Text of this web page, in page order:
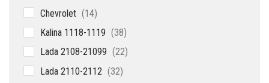
Chevrolet 1414
Kalina 1118-1119 3838
Lada 2108-21099 2222
Lada 2110-2112 3232